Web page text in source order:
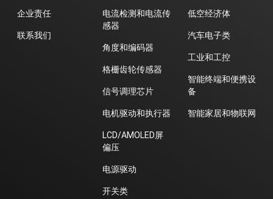
企业责任
联系我们
电流检测和电流传
感器
角度和编码器
格栅齿轮传感器
信号调理芯片
电机驱动和执行器
LCD/AMOLED屏
偏压
电源驱动
开关类
低空经济体
汽车电子类
工业和工控
智能终端和便携设
备
智能家居和物联网